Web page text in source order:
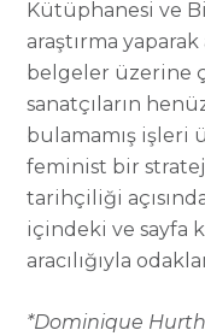
Kütüphanesi ve
araştırma
belgeler üzerine
sanatçıların
bulamamış işleri
feminist bir
tarihçiliği
içindeki ve sayfa
aracılığıyla
*Dominique